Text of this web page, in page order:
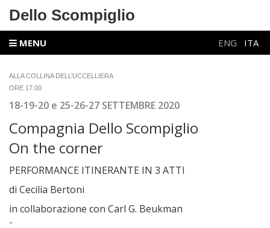
Dello Scompiglio
MENU ENG ITA
ALLA COLLINA DELL’UCCELLIERA
ORE 17.00
18-19-20 e 25-26-27 SETTEMBRE 2020
Compagnia Dello Scompiglio
On the corner
PERFORMANCE ITINERANTE IN 3 ATTI
di Cecilia Bertoni
in collaborazione con Carl G. Beukman
-